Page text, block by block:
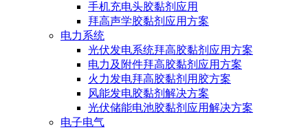
手机充电头胶黏剂应用
拜高声学胶黏剂应用方案
电力系统
光伏发电系统拜高胶黏剂应用方案
电力及附件拜高胶黏剂应用方案
火力发电拜高胶黏剂用胶方案
风能发电胶黏剂解决方案
光伏储能电池胶黏剂应用解决方案
电子电气